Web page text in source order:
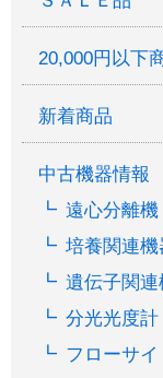
20,000円以下
新着商品
中古機器情報
遠心分離
培養関連機
遺伝子関連
分光光度計
フローサ